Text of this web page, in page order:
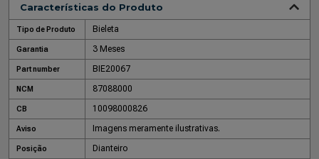
Características do Produto
Tipo de Produto Bieleta
Garantia 3 Meses
Part number BIE20067
NCM 87088000
CB 10098000826
Aviso Imagens meramente ilustrativas.
Posição Dianteiro